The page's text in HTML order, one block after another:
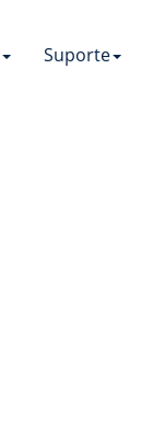
Suporte